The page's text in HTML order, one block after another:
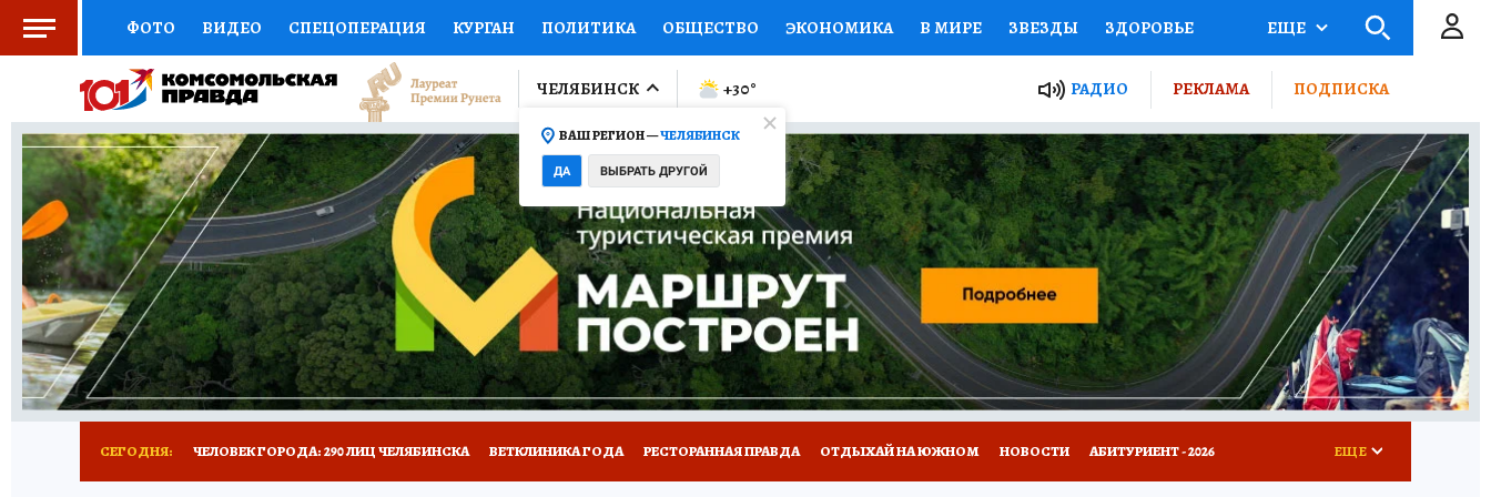
ФОТО ВИДЕО СПЕЦОПЕРАЦИЯ КУРГАН ПОЛИТИКА ОБЩЕСТВО ЭКОНОМИКА В МИРЕ ЗВЕЗДЫ ЗДОРОВЬЕ
СОЦПОДДЕРЖКА НАУКА СПОРТ КОЛУМНИСТЫ ПРОИСШЕСТВИЯ НАЦИОНАЛЬНЫЕ ПРОЕКТЫ РОССИИ
ВЫБОР ЭКСПЕРТОВ ДОКТОР ФИНАНСЫ ОТКРЫВАЕМ МИР Я ЗНАЮ СЕМЬЯ ЖЕНСКИЕ СЕКРЕТЫ ПУТЕВОДИТЕЛЬ
КНИЖНАЯ ПОЛКА ПРОГНОЗЫ НА СПОРТ ПРОМОКОДЫ СЕРИАЛЫ СПЕЦПРОЕКТЫ ДЕФИЦИТ ЖЕЛЕЗА ТУРИЗМ
ПРЕСС-ЦЕНТР НЕДВИЖИМОСТЬ ТЕЛЕВИЗОР КОЛЛЕКЦИИ КОНКУРСЫ РАБОТА У НАС ГИД ПОТРЕБИТЕЛЯ ВСЕ О КП
РАДИО КП ТЕСТЫ НОВОЕ НА САЙТЕ
ЕЩЕ
ЧЕЛЯБИНСК
ВАШ РЕГИОН —ЧЕЛЯБИНСК
ДА ВЫБРАТЬ ДРУГОЙ
+30° РАДИО РЕКЛАМА ПОДПИСКА
СЕГОДНЯ: ЧЕЛОВЕК ГОРОДА: 290 ЛИЦ ЧЕЛЯБИНСКА ВЕТКЛИНИКА ГОДА РЕСТОРАННАЯ ПРАВДА ОТДЫХАЙ НА ЮЖНОМ НОВОСТИ АБИТУРИЕНТ - 2026 ЕЩЕ